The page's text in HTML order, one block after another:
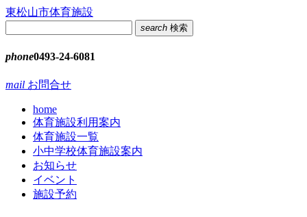
コ
ン
本
東松山市体育施設
search 検索
phone0493-24-6081
mail お問合せ
home
体育施設利用案内
体育施設一覧
小中学校体育施設案内
お知らせ
イベント
施設予約